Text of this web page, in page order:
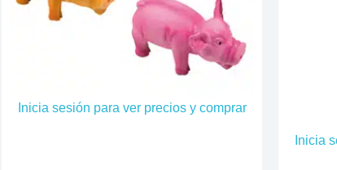
Inicia sesión para ver precios y comprar
Inicia